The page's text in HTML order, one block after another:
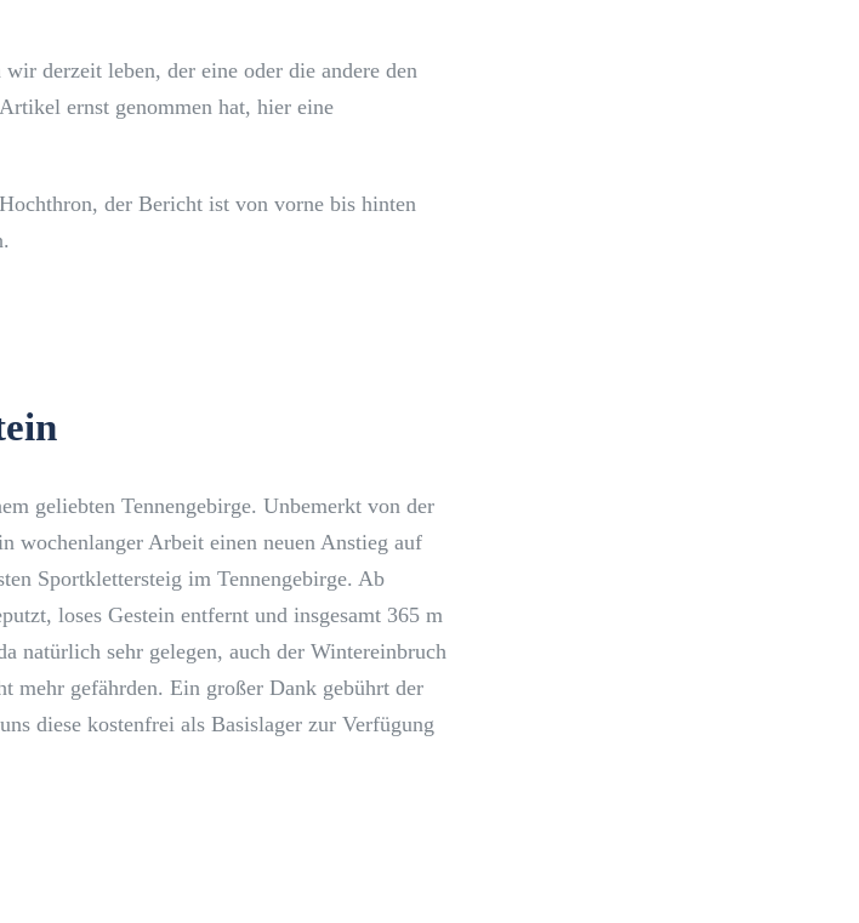
derzeit leben, der eine oder die andere den
ernst genommen hat, hier eine
der Bericht ist von vorne bis hinten
geliebten Tennengebirge. Unbemerkt von der
Arbeit einen neuen Anstieg auf
Sportklettersteig im Tennengebirge. Ab
loses Gestein entfernt und insgesamt 365 m
natürlich sehr gelegen, auch der Wintereinbruch
mehr gefährden. Ein großer Dank gebührt der
diese kostenfrei als Basislager zur Verfügung